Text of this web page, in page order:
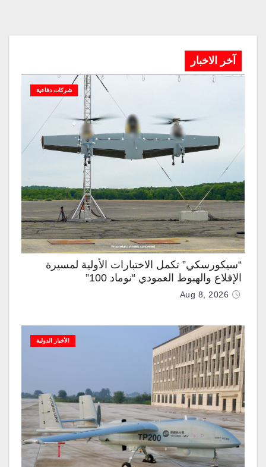
آخر الاخبار
شركات دفاعية
“سيكورسكي” تكمل الاختبارات الأولية لمسيرة
الإقلاع والهبوط العمودي “نوماد 100”
Aug 8, 2026
الأخبار الدولية